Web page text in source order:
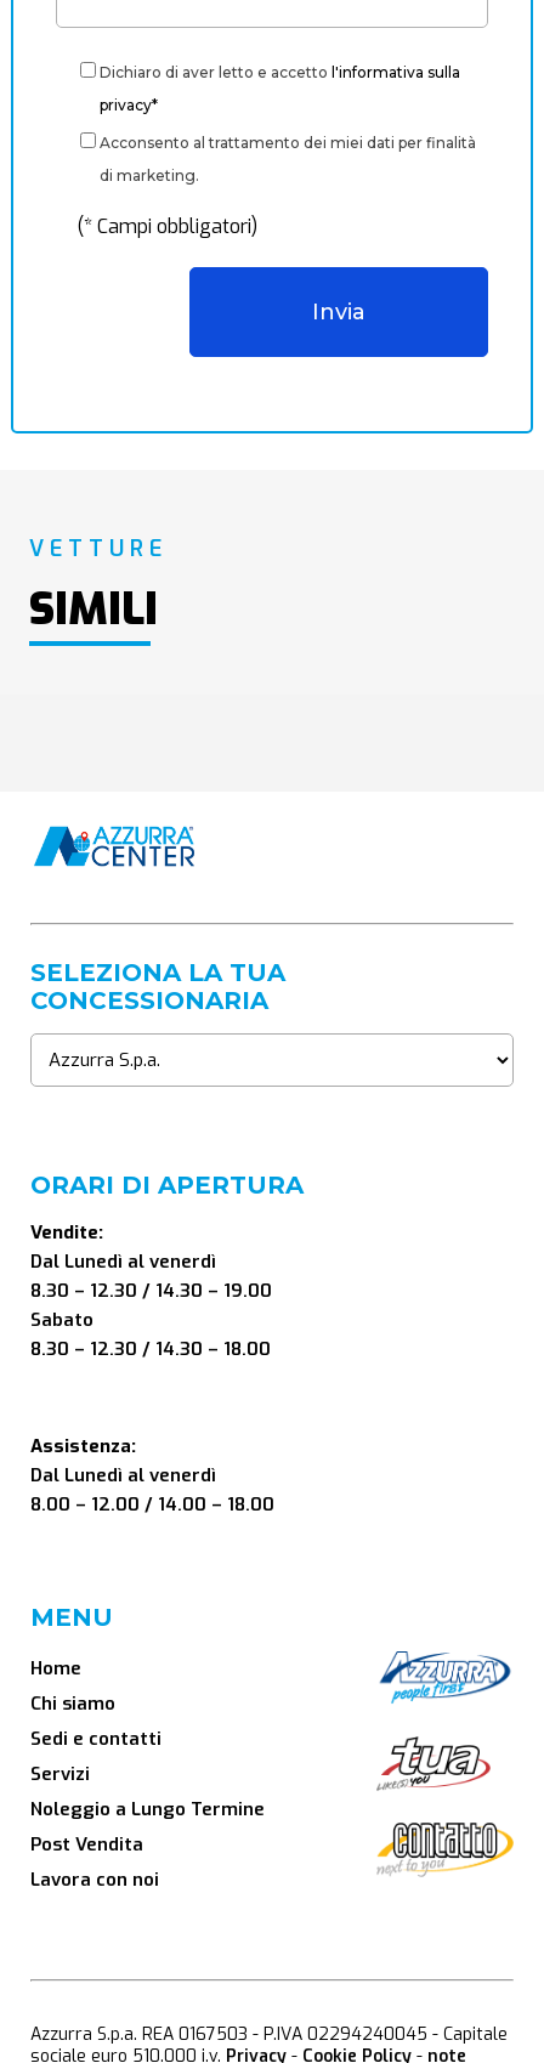
Dichiaro di aver letto e accetto l'informativa sulla
privacy*
Acconsento al trattamento dei miei dati per finalità
di marketing.
(* Campi obbligatori)
VETTURE
SIMILI
SELEZIONA LA TUA
CONCESSIONARIA
ORARI DI APERTURA
Vendite:
Dal Lunedì al venerdì
8.30 – 12.30 / 14.30 – 19.00
Sabato
8.30 – 12.30 / 14.30 – 18.00
Assistenza:
Dal Lunedì al venerdì
8.00 – 12.00 / 14.00 – 18.00
MENU
Home
Chi siamo
Sedi e contatti
Servizi
Noleggio a Lungo Termine
Post Vendita
Lavora con noi
Azzurra S.p.a. REA 0167503 - P.IVA 02294240045 - Capitale
sociale euro 510.000 i.v. Privacy - Cookie Policy - note